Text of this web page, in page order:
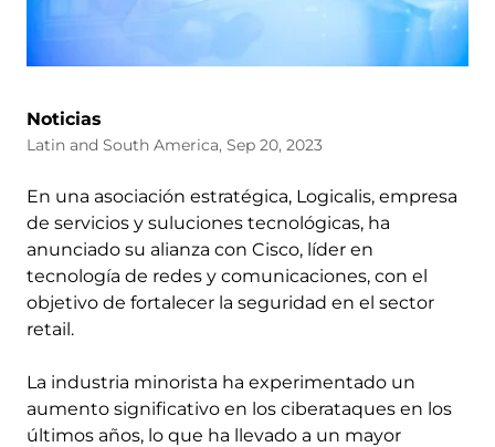
Noticias
Latin and South America, Sep 20, 2023
En una asociación estratégica, Logicalis, empresa
de servicios y suluciones tecnológicas, ha
anunciado su alianza con Cisco, líder en
tecnología de redes y comunicaciones, con el
objetivo de fortalecer la seguridad en el sector
retail.
La industria minorista ha experimentado un
aumento significativo en los ciberataques en los
últimos años, lo que ha llevado a un mayor